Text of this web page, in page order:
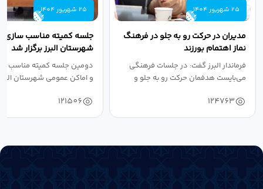
25 شهریور 1404
مدیران در حرکت رو به جلو در فرهنگ
نماز اهتمام بورزند
فرماندار البرز گفت: در جلسات فرهنگی
می‌بایست هدفمان حرکت رو به جلو و
124763
25 شهریور 1404
جلسه کمیته مناسب سازی
شهرستان البرز برگزار شد
دومین جلسه کمیته مناسب
و اماکن عمومی شهرستان
121506